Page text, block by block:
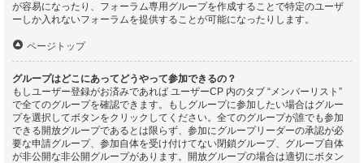
が容易になったり、フォーラム専用グループを作成することで特定のユーザ
ーしか入れないフォーラムを提供することが可能になったりします。
ページトップ
グループはどこにあってどうやって参加できるの？
もしユーザー登録がお済みであれば ユーザーCP 内のタブ “メンバーリスト”
で全てのグループを確認できます。もしグループに参加したい場合はグルー
プを選択してボタンをクリックしてください。全てのグループが誰でも参加
できる開放グループであるとは限らず、参加にグループリーダーの承認が必
要な申請グループ、参加自体を受け付けてない閉鎖グループ、グループ自体
が非公開な非公開グループがあります。開放グループの場合は適切にボタン